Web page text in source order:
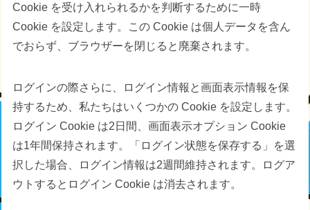
Cookie を受け入れられるかを判断するために一時
Cookie を設定します。この Cookie は個人データを含ん
でおらず、ブラウザーを閉じると廃棄されます。
ログインの際さらに、ログイン情報と画面表示情報を保
持するため、私たちはいくつかの Cookie を設定します。
ログイン Cookie は2日間、画面表示オプション Cookie
は1年間保持されます。「ログイン状態を保存する」を選
択した場合、ログイン情報は2週間維持されます。ログア
ウトするとログイン Cookie は消去されます。